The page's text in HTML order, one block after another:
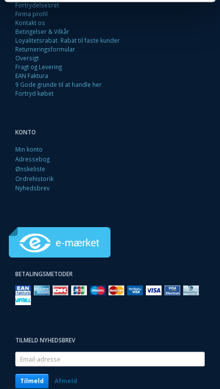
Fortrydelsesret
Firma profil
Kontakt os
Betingelser & Vilkår
Loyalitetsrabat. Rabat til faste kunder
Returneringsformular
Oversigt
Fragt og Levering
EAN Faktura
9 Gode grunde til at handle her
Fortryd købet
KONTO
Min konto
Adressebog
Ønskeliste
Ordrehistorik
Nyhedsbrev
BETALINGSMETODER
TILMELD NYHEDSBREV
Email-
adresse
Tilmeld Afmeld